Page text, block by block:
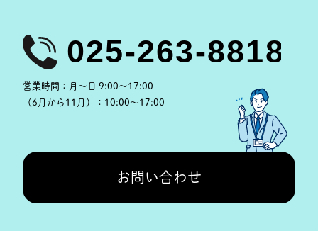
営業時間：
月～日 9:00～17:00
（6月から11月）： 10:00～17:00
お問い合わせ